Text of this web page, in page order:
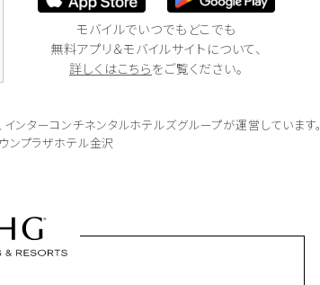
モバイルでいつでもどこでも
無料アプリ＆モバイルサイトについて、
詳しくはこちら をご覧ください。
インターコンチネンタルホテルズグループが運営しています。
ンプラザホテル金沢